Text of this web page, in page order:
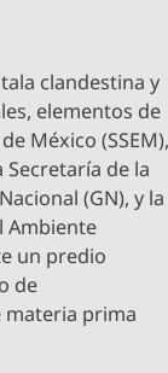
clandestina y
elementos de
México
de la
(GN), y la
Ambiente
un predio
de
prima